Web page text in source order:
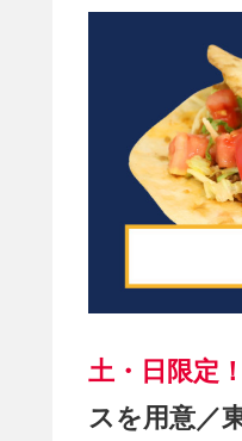
土・日限定
スを用意／